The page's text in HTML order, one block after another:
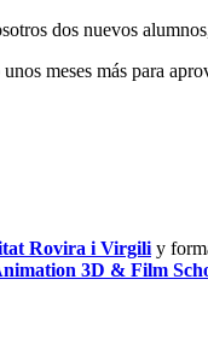
dos nuevos
meses más para
Rovira i Virgili y
3D & Film